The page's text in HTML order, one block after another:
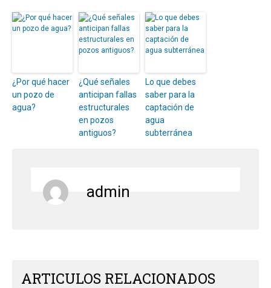
¿Por qué hacer
un pozo de
agua?
¿Qué señales
anticipan fallas
estructurales
en pozos
antiguos?
Lo que debes
saber para la
captación de
agua
subterránea
admin
ARTICULOS RELACIONADOS